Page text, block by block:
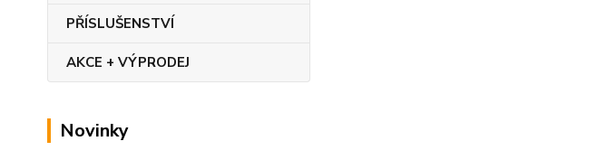
PŘÍSLUŠENSTVÍ
AKCE + VÝPRODEJ
Novinky